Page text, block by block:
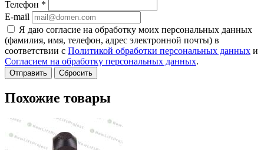
Телефон *
E-mail
Я даю согласие на обработку моих персональных данных
(фамилия, имя, телефон, адрес электронной почты) в
соответствии с Политикой обработки персональных данных и
Согласием на обработку персональных данных.
Сбросить
Похожие товары